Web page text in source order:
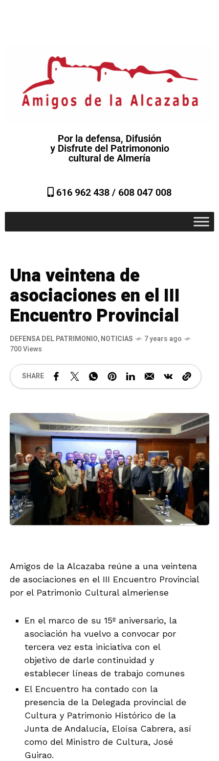
Por la defensa, Difusión
y Disfrute del Patrimononio
cultural de Almería
616 962 438 / 608 047 008
Una veintena de
asociaciones en el III
Encuentro Provincial
DEFENSA DEL PATRIMONIO,NOTICIAS
7 years ago
700 Views
SHARE
Amigos de la Alcazaba reúne a una veintena
de asociaciones en el III Encuentro Provincial
por el Patrimonio Cultural almeriense
En el marco de su 15º aniversario, la
asociación ha vuelvo a convocar por
tercera vez esta iniciativa con el
objetivo de darle continuidad y
establecer líneas de trabajo comunes
El Encuentro ha contado con la
presencia de la Delegada provincial de
Cultura y Patrimonio Histórico de la
Junta de Andalucía, Eloísa Cabrera, así
como del Ministro de Cultura, José
Guirao.